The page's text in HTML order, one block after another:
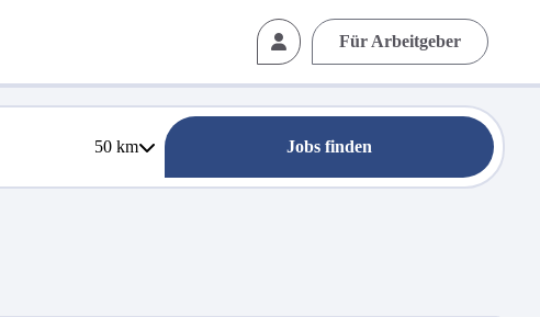
Für Arbeitgeber
50km Jobs finden